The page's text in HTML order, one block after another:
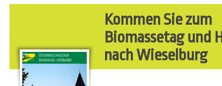
Kommen Sie zum
Biomassetag und
nach Wieselburg